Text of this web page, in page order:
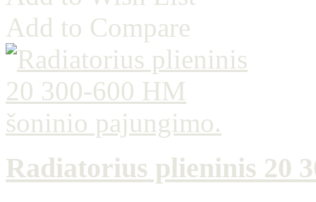
Add to Compare
Radiatorius plieninis 20